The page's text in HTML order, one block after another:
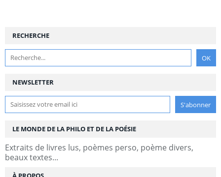
NEWSLETTER
RECHERCHE
LE MONDE DE LA PHILO ET DE LA POÉSIE
Extraits de livres lus, poèmes perso, poème divers,
beaux textes...